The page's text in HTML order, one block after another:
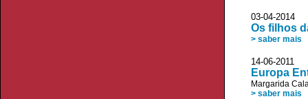
03-04-
Os filhos
> saber mais
14-06-2011
Europa
Margarida
> saber mais